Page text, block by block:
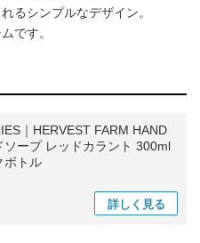
るシンプルなデザイン。
です。
｜HERVEST FARM HAND
ソープ レッドカラント 300ml
ボトル
詳しく 見る